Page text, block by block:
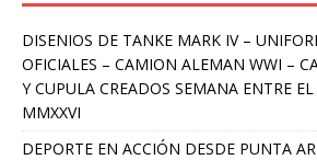
DISENIOS DE TANKE MARK IV –
OFICIALES – CAMION ALEMAN WWI –
Y CUPULA CREADOS SEMANA ENTRE
MMXXVI
DEPORTE EN ACCIÓN DESDE PUNTA